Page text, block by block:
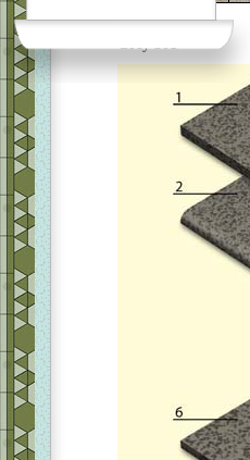
Grey 501